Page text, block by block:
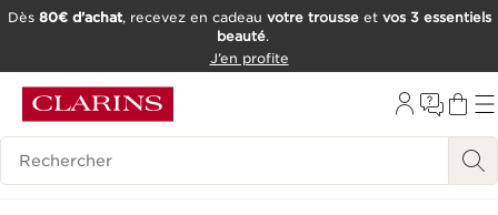
OUTIL D'ACCESSIBILITÉ
Dès 80€ d’achat, recevez en cadeau votre trousseet vos 3 essentiels
beauté.
J’en profite
Historique des recherches